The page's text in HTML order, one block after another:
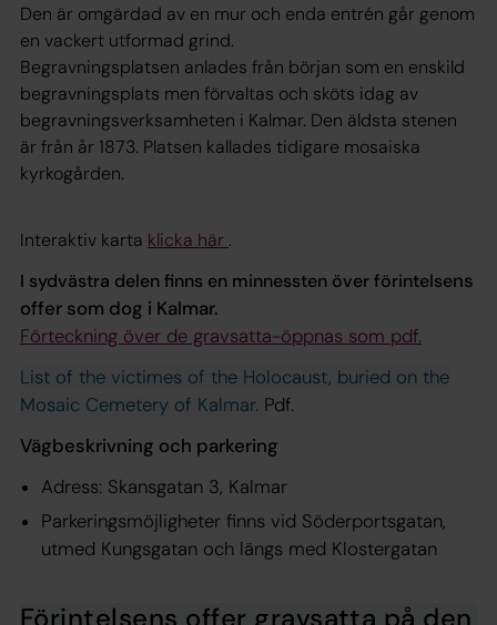
Den är omgärdad av en mur och enda entrén går genom
en vackert utformad grind.
Begravningsplatsen anlades från början som en enskild
begravningsplats men förvaltas och sköts idag av
begravningsverksamheten i Kalmar. Den äldsta stenen
är från år 1873. Platsen kallades tidigare mosaiska
kyrkogården.
Interaktiv karta klicka här .
I sydvästra delen finns en minnessten över förintelsens
offer som dog i Kalmar.
Förteckning över de gravsatta-öppnas som pdf.
List of the victimes of the Holocaust, buried on the
Mosaic Cemetery of Kalmar. Pdf.
Vägbeskrivning och parkering
Adress: Skansgatan 3, Kalmar
Parkeringsmöjligheter finns vid Söderportsgatan,
utmed Kungsgatan och längs med Klostergatan
Förintelsens offer gravsatta på den